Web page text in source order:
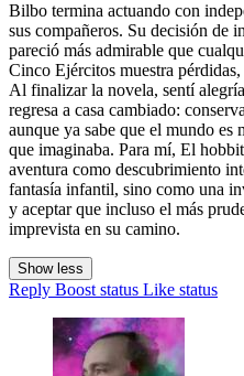
Bilbo termina actuando con
sus compañeros. Su decisión de
pareció más admirable que
Cinco Ejércitos muestra
Al finalizar la novela, sentí
regresa a casa cambiado:
aunque ya sabe que el mundo
que imaginaba. Para mí, El
aventura como descubrimiento
fantasía infantil, sino como una
y aceptar que incluso el más
imprevista en su camino.
Show less
Reply Boost status Like status